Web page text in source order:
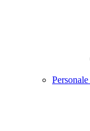
Personale